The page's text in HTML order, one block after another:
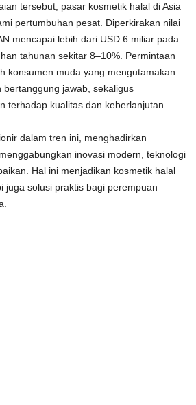
tersebut, pasar kosmetik halal di Asia
pertumbuhan pesat. Diperkirakan nilai
mencapai lebih dari USD 6 miliar pada
tahunan sekitar 8–10%. Permintaan
konsumen muda yang mengutamakan
bertanggung jawab, sekaligus
terhadap kualitas dan keberlanjutan.
dalam tren ini, menghadirkan
inovasi modern, teknologi
Hal ini menjadikan kosmetik halal
juga solusi praktis bagi perempuan